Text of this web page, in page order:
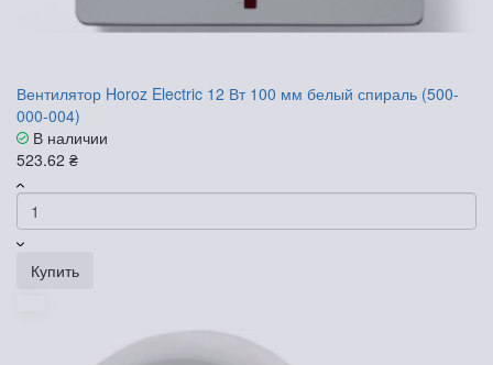
Вентилятор Horoz Electric 12 Вт 100 мм белый спираль (500-
000-004)
В наличии
523.62 ₴
Купить